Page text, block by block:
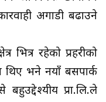
अगाडी बढाउने
भित्र रहेको प्रहरीको
थिए भने नयाँ बसपार्क
प्रा.लि.ले